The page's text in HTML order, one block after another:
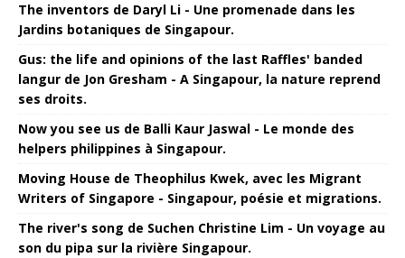
The inventors de Daryl Li - Une promenade dans les
Jardins botaniques de Singapour.
Gus: the life and opinions of the last Raffles' banded
langur de Jon Gresham - A Singapour, la nature reprend
ses droits.
Now you see us de Balli Kaur Jaswal - Le monde des
helpers philippines à Singapour.
Moving House de Theophilus Kwek, avec les Migrant
Writers of Singapore - Singapour, poésie et migrations.
The river's song de Suchen Christine Lim - Un voyage au
son du pipa sur la rivière Singapour.